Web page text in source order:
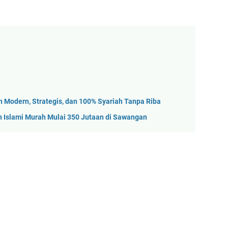
Strategis, dan 100% Syariah Tanpa Riba
Islami Murah Mulai 350 Jutaan di Sawangan